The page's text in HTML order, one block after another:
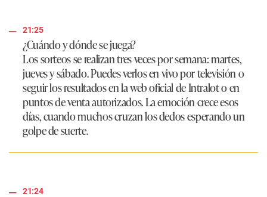
21:25
¿Cuándo y dónde se juega?
Los sorteos se realizan tres veces por semana: martes,
jueves y sábado. Puedes verlos en vivo por televisión o
seguir los resultados en la web oficial de Intralot o en
puntos de venta autorizados. La emoción crece esos
días, cuando muchos cruzan los dedos esperando un
golpe de suerte.
21:24